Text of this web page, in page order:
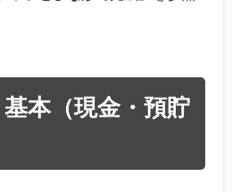
本（現金・預貯